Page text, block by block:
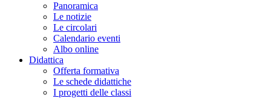
Panoramica
Le notizie
Le circolari
Calendario eventi
Albo online
Didattica
Offerta formativa
Le schede didattiche
I progetti delle classi